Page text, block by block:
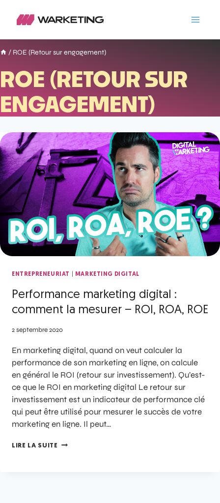
/ ROE (Retour sur engagement)
ROE (RETOUR SUR
ENGAGEMENT)
ENTREPRENEURIAT | MARKETING DIGITAL
Performance marketing digital :
comment la mesurer – ROI, ROA, ROE
2 septembre 2020
En marketing digital, quand on veut calculer la
performance de son marketing en ligne, on calcule
en général le ROI (retour sur investissement). Qu’est-
ce que le ROI en marketing digital Le retour sur
investissement est un indicateur de performance clé
qui peut être utilisé pour mesurer le succès de votre
marketing en ligne. Il peut…
LIRE LA SUITE